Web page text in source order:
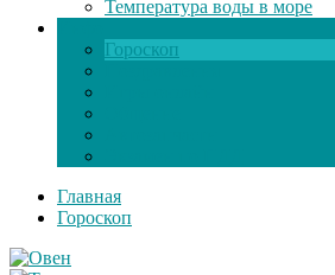
Температура воды в море
Гороскоп
Главная
Гороскоп